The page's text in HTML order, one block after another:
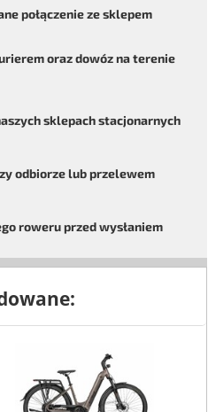
połączenie ze sklepem
oraz dowóz na terenie
sklepach stacjonarnych
odbiorzelub przelewem
roweru przed wysłaniem